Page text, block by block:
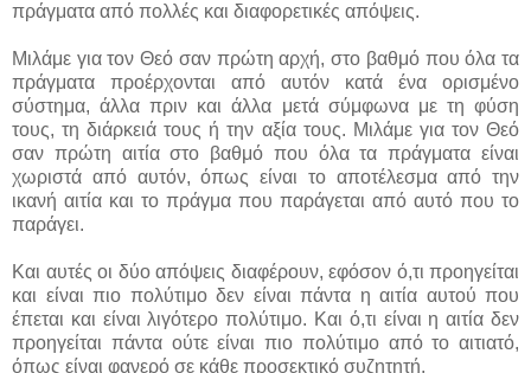
πράγματα από πολλές και διαφορετικές απόψεις.
Μιλάμε για τον Θεό σαν πρώτη αρχή, στο βαθμό που όλα τα
πράγματα προέρχονται από αυτόν κατά ένα ορισμένο
σύστημα, άλλα πριν και άλλα μετά σύμφωνα με τη φύση
τους, τη διάρκειά τους ή την αξία τους. Μιλάμε για τον Θεό
σαν πρώτη αιτία στο βαθμό που όλα τα πράγματα είναι
χωριστά από αυτόν, όπως είναι το αποτέλεσμα από την
ικανή αιτία και το πράγμα που παράγεται από αυτό που το
παράγει.
Και αυτές οι δύο απόψεις διαφέρουν, εφόσον ό,τι προηγείται
και είναι πιο πολύτιμο δεν είναι πάντα η αιτία αυτού που
έπεται και είναι λιγότερο πολύτιμο. Και ό,τι είναι η αιτία δεν
προηγείται πάντα ούτε είναι πιο πολύτιμο από το αιτιατό,
όπως είναι φανερό σε κάθε προσεκτικό συζητητή.